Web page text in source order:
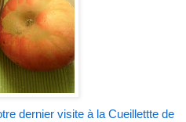
dernier visite à la Cueillettte de